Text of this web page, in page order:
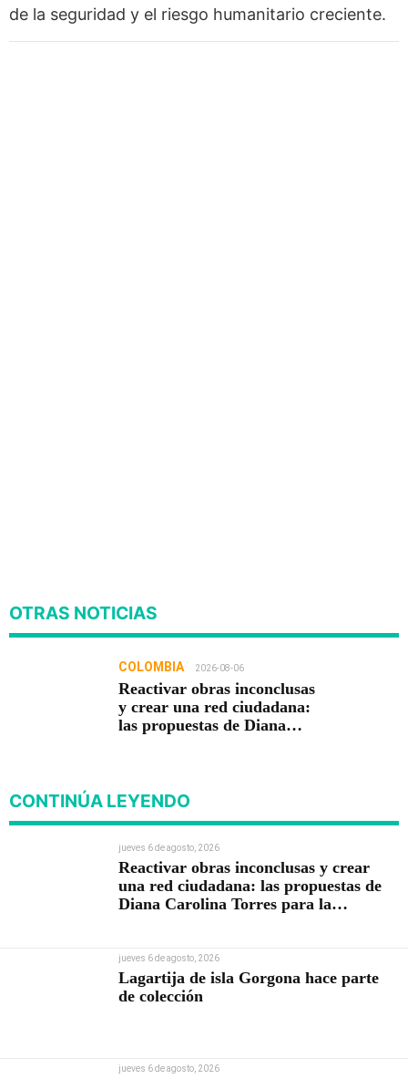
de la seguridad y el riesgo humanitario creciente.
OTRAS NOTICIAS
COLOMBIA 2026-08-06
Reactivar obras inconclusas
y crear una red ciudadana:
las propuestas de Diana
CONTINÚA LEYENDO
jueves 6 de agosto, 2026
Reactivar obras inconclusas y crear
una red ciudadana: las propuestas de
Diana Carolina Torres para la
jueves 6 de agosto, 2026
Lagartija de isla Gorgona hace parte
de colección
jueves 6 de agosto, 2026